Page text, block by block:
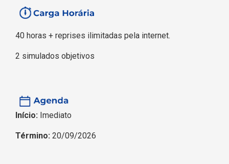
40 horas + reprises ilimitadas pela internet.
2 simulados objetivos
Início: Imediato
Término: 20/09/2026